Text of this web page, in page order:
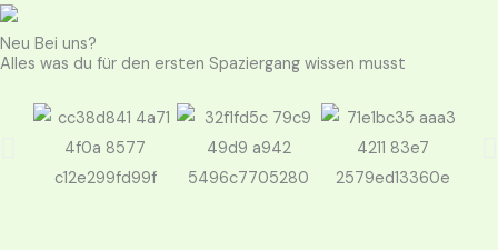
Neu Bei uns?
Alles was du für den ersten Spaziergang wissen musst